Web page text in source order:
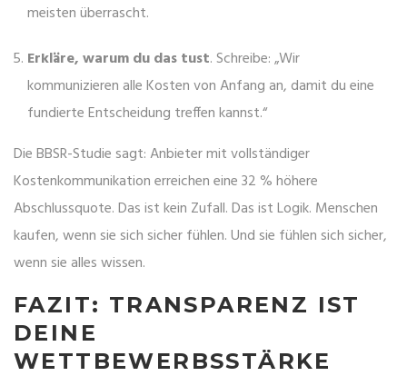
meisten überrascht.
Erkläre, warum du das tust. Schreibe: „Wir
kommunizieren alle Kosten von Anfang an, damit du eine
fundierte Entscheidung treffen kannst.“
Die BBSR-Studie sagt: Anbieter mit vollständiger
Kostenkommunikation erreichen eine 32 % höhere
Abschlussquote. Das ist kein Zufall. Das ist Logik. Menschen
kaufen, wenn sie sich sicher fühlen. Und sie fühlen sich sicher,
wenn sie alles wissen.
FAZIT: TRANSPARENZ IST
DEINE
WETTBEWERBSSTÄRKE